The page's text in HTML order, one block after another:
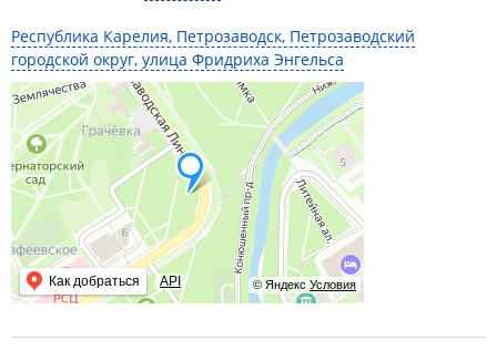
Республика Карелия, Петрозаводск, Петрозаводский
городской округ, улица Фридриха Энгельса
© Яндекс Условия
Как добраться API